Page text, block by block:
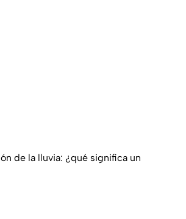
de la lluvia: ¿qué significa un